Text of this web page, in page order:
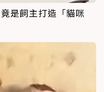
是飼主打造「貓咪